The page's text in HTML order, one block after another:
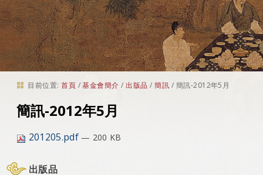
目前位置: 首頁 /基金會簡介 /出版品 /簡訊 / 簡訊-2012年5月
簡訊-2012年5月
201205.pdf — 200 KB
出版品